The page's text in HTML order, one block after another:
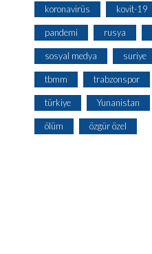
koronavirüs kovit-19
pandemi rusya
sosyal medya suriye
tbmm trabzonspor
türkiye Yunanistan
ölüm özgür özel